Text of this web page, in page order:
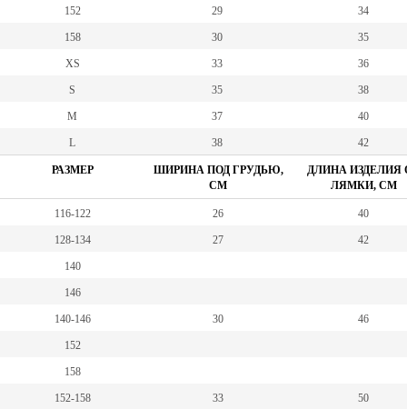
152 29 34
158 30 35
XS 33 36
S 35 38
M 37 40
L 38 42
РАЗМЕР
ШИРИНА ПОД ГРУДЬЮ,
СМ
ДЛИНА ИЗДЕЛИЯ
ЛЯМКИ, СМ
116-122 26 40
128-134 27 42
140
146
140-146 30 46
152
158
152-158 33 50